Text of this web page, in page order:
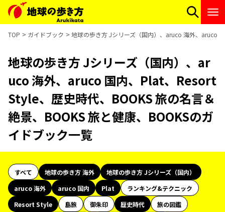
TOP ガイドブック 地球の歩き方 Jシリーズ（国内）、aruco 海外、aruco
地球の歩き方 Jシリーズ（国内）、ar
uco 海外、aruco 国内、Plat、Resort
Style、歴史時代、BOOKS 旅の名言＆
絶景、BOOKS 旅と健康、BOOKSのガ
イドブック一覧
すべて 地球の歩き方 海外
地球の歩き方 Jシリーズ（国内）
aruco 海外
aruco 国内 Plat
ランキング&テクニック
Resort Style
島旅 御朱印 歴史時代
旅の図鑑